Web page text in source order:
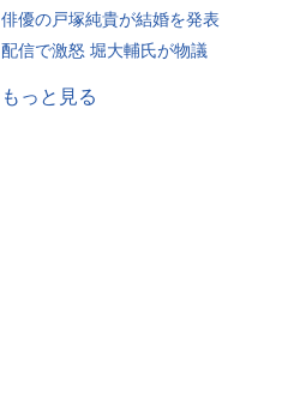
俳優の戸塚純貴が結婚を発表
配信で激怒 堀大輔氏が物議
もっと見る